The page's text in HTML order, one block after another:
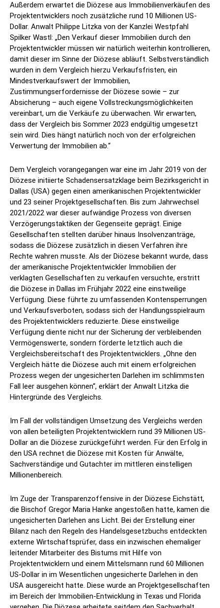
Außerdem erwartet die Diözese aus Immobilienverkäufen des
Projektentwicklers noch zusätzliche rund 10 Millionen US-
Dollar. Anwalt Philippe Litzka von der Kanzlei Westpfahl
Spilker Wastl: „Den Verkauf dieser Immobilien durch den
Projektentwickler müssen wir natürlich weiterhin kontrollieren,
damit dieser im Sinne der Diözese abläuft. Selbstverständlich
wurden in dem Vergleich hierzu Verkaufsfristen, ein
Mindestverkaufswert der Immobilien,
Zustimmungserfordernisse der Diözese sowie – zur
Absicherung – auch eigene Vollstreckungsmöglichkeiten
vereinbart, um die Verkäufe zu überwachen. Wir erwarten,
dass der Vergleich bis Sommer 2023 endgültig umgesetzt
sein wird. Dies hängt natürlich noch von der erfolgreichen
Verwertung der Immobilien ab.“
Dem Vergleich vorangegangen war eine im Jahr 2019 von der
Diözese initiierte Schadensersatzklage beim Bezirksgericht in
Dallas (USA) gegen einen amerikanischen Projektentwickler
und 23 seiner Projektgesellschaften. Bis zum Jahrwechsel
2021/2022 war dieser aufwändige Prozess von diversen
Verzögerungstaktiken der Gegenseite geprägt. Einige
Gesellschaften stellten darüber hinaus Insolvenzanträge,
sodass die Diözese zusätzlich in diesen Verfahren ihre
Rechte wahren musste. Als der Diözese bekannt wurde, dass
der amerikanische Projektentwickler Immobilien der
verklagten Gesellschaften zu verkaufen versuchte, erstritt
die Diözese in Dallas im Frühjahr 2022 eine einstweilige
Verfügung. Diese führte zu umfassenden Kontensperrungen
und Verkaufsverboten, sodass sich der Handlungsspielraum
des Projektentwicklers reduzierte. Diese einstweilige
Verfügung diente nicht nur der Sicherung der verbleibenden
Vermögenswerte, sondern förderte letztlich auch die
Vergleichsbereitschaft des Projektentwicklers. „Ohne den
Vergleich hätte die Diözese auch mit einem erfolgreichen
Prozess wegen der ungesicherten Darlehen im schlimmsten
Fall leer ausgehen können“, erklärt der Anwalt Litzka die
Hintergründe des Vergleichs.
Im Fall der vollständigen Umsetzung des Vergleichs werden
von allen beteiligten Projektentwicklern rund 39 Millionen US-
Dollar an die Diözese zurückgeführt werden. Für den Erfolg in
den USA rechnet die Diözese mit Kosten für Anwälte,
Sachverständige und Gutachter im mittleren einstelligen
Millionenbereich.
Im Zuge der Transparenzoffensive in der Diözese Eichstätt,
die Bischof Gregor Maria Hanke angestoßen hatte, kamen die
ungesicherten Darlehen ans Licht. Bei der Erstellung einer
Bilanz nach den Regeln des Handelsgesetzbuchs entdeckten
externe Wirtschaftsprüfer, dass ein inzwischen ehemaliger
leitender Mitarbeiter des Bistums mit Hilfe von
Projektentwicklern und einem Mittelsmann rund 60 Millionen
US-Dollar in im Wesentlichen ungesicherte Darlehen in den
USA ausgereicht hatte. Diese wurde an Projektgesellschaften
im Bereich der Immobilien-Entwicklung in Texas und Florida